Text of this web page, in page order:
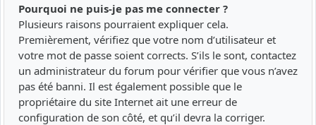
Pourquoi ne puis-je pas me connecter ?
Plusieurs raisons pourraient expliquer cela.
Premièrement, vérifiez que votre nom d’utilisateur et
votre mot de passe soient corrects. S’ils le sont, contactez
un administrateur du forum pour vérifier que vous n’avez
pas été banni. Il est également possible que le
propriétaire du site Internet ait une erreur de
configuration de son côté, et qu’il devra la corriger.